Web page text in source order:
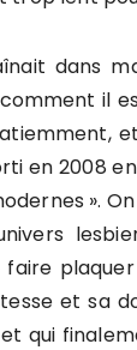
dans
il
en 2008
».
et sa
qui